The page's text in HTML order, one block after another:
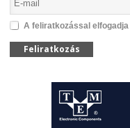
A feliratkozással elfogadja
Feliratkozás